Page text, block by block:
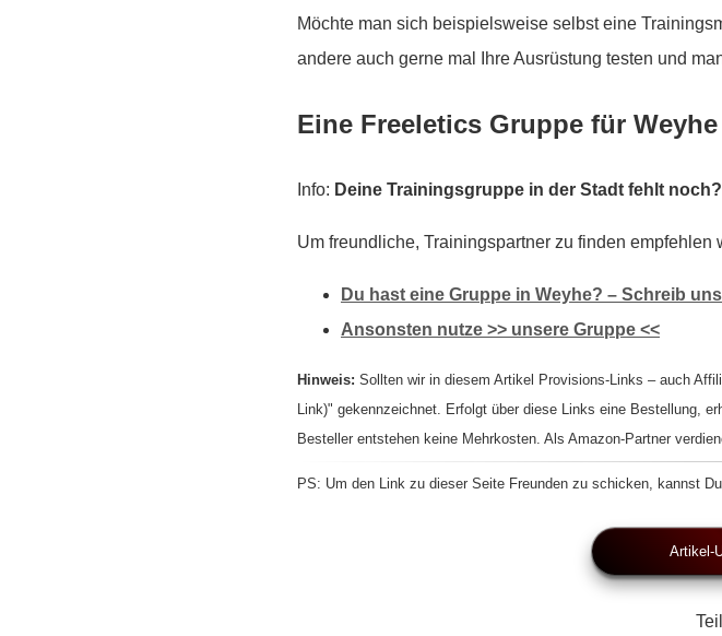
Möchte man sich beispielsweise selbst eine
andere auch gerne mal Ihre Ausrüstung testen und
Eine Freeletics Gruppe für Weyhe
Info: Deine Trainingsgruppe in der Stadt fehlt noch?
Um freundliche, Trainingspartner zu finden empfehlen
Du hast eine Gruppe in Weyhe? – Schreib
Ansonsten nutze >> unsere Gruppe <<
Hinweis: Sollten wir in diesem Artikel Provisions-Links – auch
Link)" gekennzeichnet. Erfolgt über diese Links eine Bestellung,
Besteller entstehen keine Mehrkosten. Als Amazon-Partner
PS: Um den Link zu dieser Seite Freunden zu schicken, kannst
Artikel-